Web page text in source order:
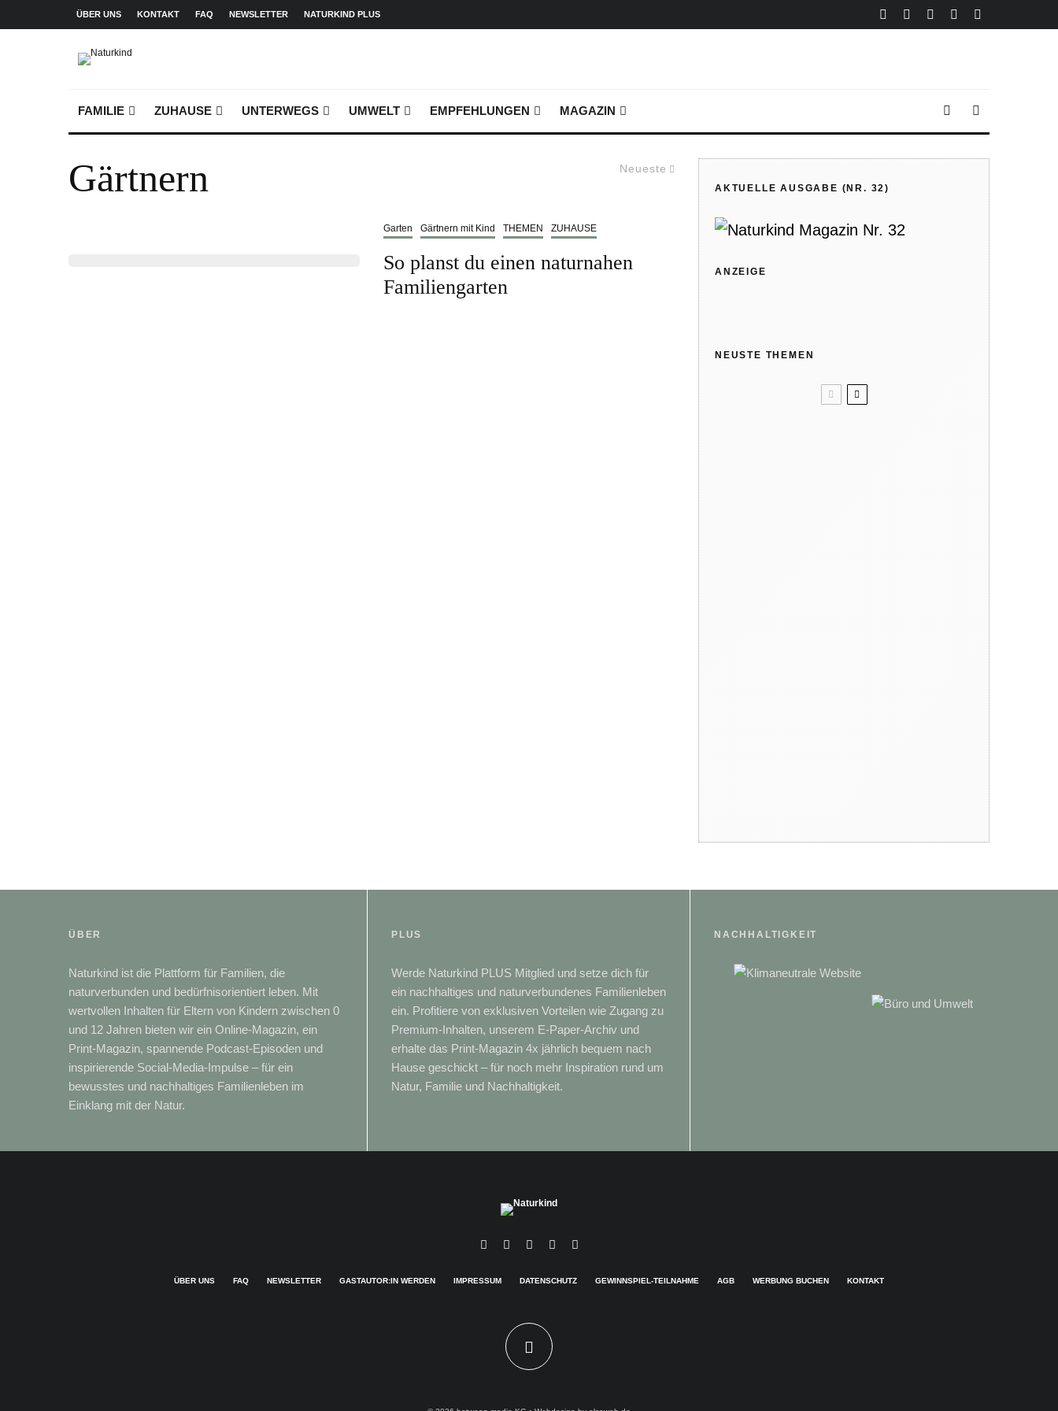
ÜBER UNS KONTAKT FAQ NEWSLETTER NATURKIND PLUS
FAMILIE ZUHAUSE UNTERWEGS UMWELT EMPFEHLUNGEN MAGAZIN
Neueste
Gärtnern
Garten Gärtnern mit Kind THEMEN ZUHAUSE
So planst du einen naturnahen
Familiengarten
AKTUELLE AUSGABE (NR. 32)
ANZEIGE
NEUSTE THEMEN
ÜBER
Naturkind ist die Plattform für Familien, die
naturverbunden und bedürfnisorientiert leben. Mit
wertvollen Inhalten für Eltern von Kindern zwischen 0
und 12 Jahren bieten wir ein Online-Magazin, ein
Print-Magazin, spannende Podcast-Episoden und
inspirierende Social-Media-Impulse – für ein
bewusstes und nachhaltiges Familienleben im
Einklang mit der Natur.
PLUS
Werde Naturkind PLUS Mitglied und setze dich für
ein nachhaltiges und naturverbundenes Familienleben
ein. Profitiere von exklusiven Vorteilen wie Zugang zu
Premium-Inhalten, unserem E-Paper-Archiv und
erhalte das Print-Magazin 4x jährlich bequem nach
Hause geschickt – für noch mehr Inspiration rund um
Natur, Familie und Nachhaltigkeit.
NACHHALTIGKEIT
ÜBER UNS FAQ NEWSLETTER GASTAUTOR:IN WERDEN IMPRESSUM DATENSCHUTZ GEWINNSPIEL-TEILNAHME AGB WERBUNG BUCHEN KONTAKT